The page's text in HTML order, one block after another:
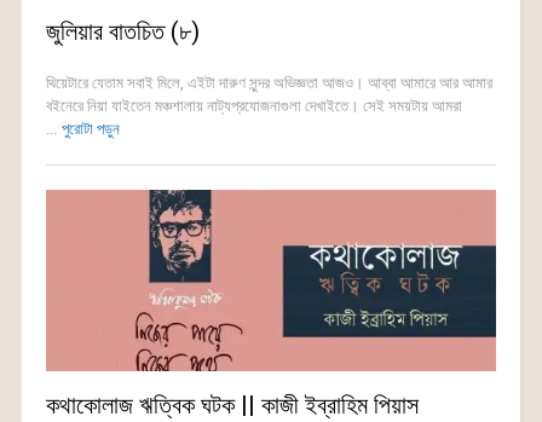
জুলিয়ার বাতচিত (৮)
থিয়েটারে যেতাম সবাই মিলে, এইটা দারুণ সুন্দর অভিজ্ঞতা আজও। আব্বা আমারে আর আমার
বইনেরে নিয়া যাইতেন মঞ্চশালায় নাট্যপ্রযোজনাগুলা দেখাইতে। সেই সময়টায় আমরা
... পুরোটা পড়ুন
কথাকোলাজ ঋত্বিক ঘটক || কাজী ইব্রাহিম পিয়াস